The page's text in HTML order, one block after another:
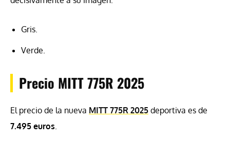
Gris.
Verde.
Precio MITT 775R 2025
El precio de la nueva MITT 775R 2025 deportiva es de
7.495 euros.